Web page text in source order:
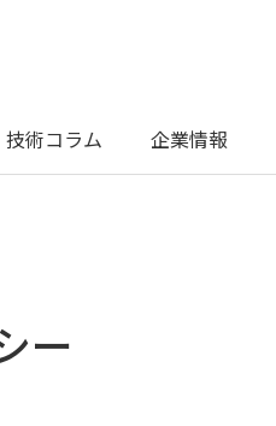
技術コラム 企業情報
ー